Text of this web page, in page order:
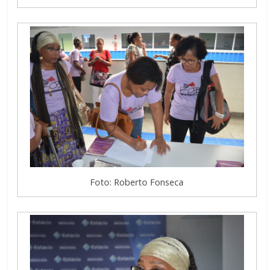
Foto: Roberto Fonseca